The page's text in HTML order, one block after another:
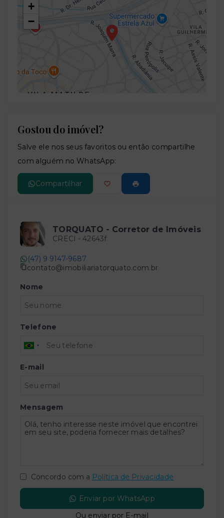
+
−
Gostou do imóvel?
Salve ele nos seus favoritos ou então compartilhe
com alguém no WhatsApp:
Compartilhar
TORQUATO - Corretor de Imóveis
CRECI - 42643f
(47) 9 9147-9687
contato@imobiliariatorquato.com.br
Nome
Telefone
E-mail
Mensagem
Concordo com a Política de Privacidade
Enviar por WhatsApp
Ou enviar por E-mail